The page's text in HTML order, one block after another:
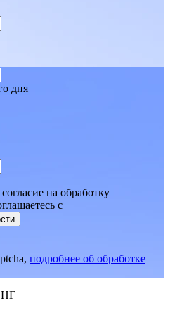
дня
на обработку
c
подробнее об обработке